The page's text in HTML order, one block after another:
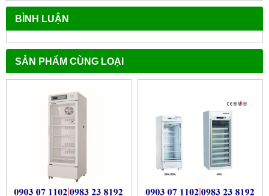
BÌNH LUẬN
SẢN PHẨM CÙNG LOẠI